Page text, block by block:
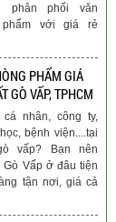
phân phối văn
phẩm với giá rẻ
PHẨM GIÁ
GÒ VẤP, TPHCM
nhân, công ty,
bệnh viện....tại
vấp? Bạn nên
Vấp ở đâu tiện
tận nơi, giá cả